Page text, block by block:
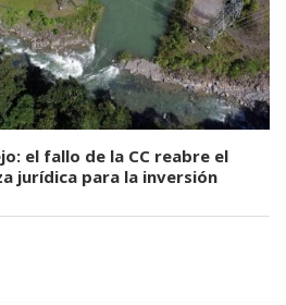
el fallo de la CC reabre el
jurídica para la inversión